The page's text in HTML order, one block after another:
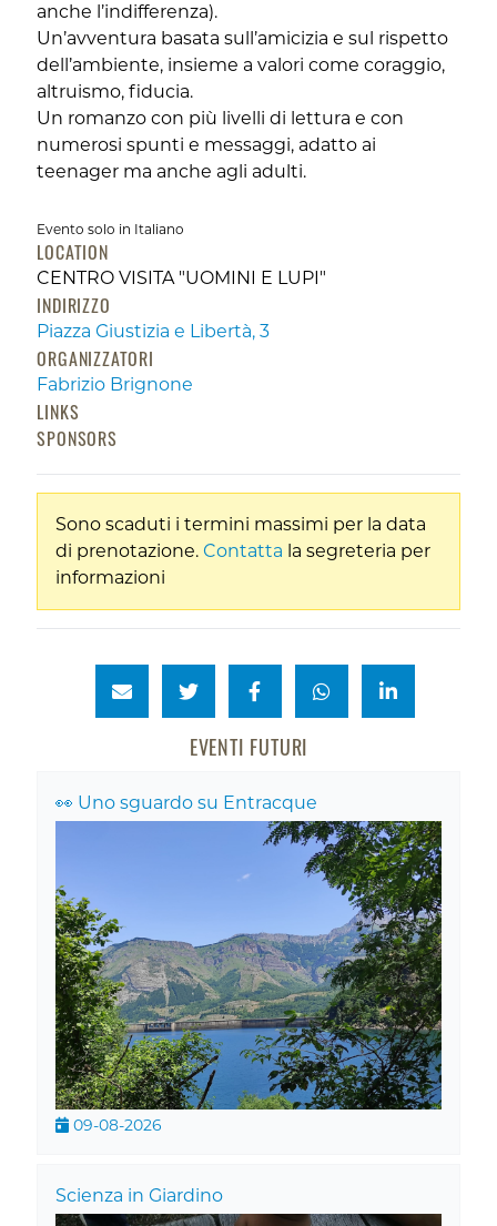
anche l’indifferenza).
Un’avventura basata sull’amicizia e sul rispetto
dell’ambiente, insieme a valori come coraggio,
altruismo, fiducia.
Un romanzo con più livelli di lettura e con
numerosi spunti e messaggi, adatto ai
teenager ma anche agli adulti.
Evento solo in Italiano
LOCATION
CENTRO VISITA "UOMINI E LUPI"
INDIRIZZO
Piazza Giustizia e Libertà, 3
ORGANIZZATORI
Fabrizio Brignone
LINKS
SPONSORS
Sono scaduti i termini massimi per la data
di prenotazione.Contatta la segreteria per
informazioni
EVENTI FUTURI
👀 Uno sguardo su Entracque
09-08-2026
Scienza in Giardino